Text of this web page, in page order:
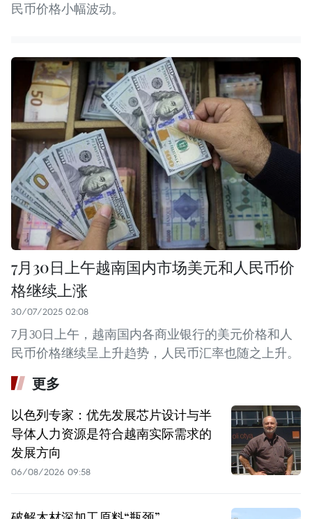
民币价格小幅波动。
7月30日上午越南国内市场美元和人民币价
格继续上涨
30/07/2025 02:08
7月30日上午，越南国内各商业银行的美元价格和人
民币价格继续呈上升趋势，人民币汇率也随之上升。
更多
以色列专家：优先发展芯片设计与半
导体人力资源是符合越南实际需求的
发展方向
06/08/2026 09:58